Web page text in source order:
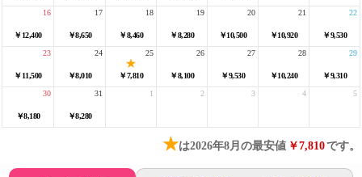
￥12,400
16
￥8,650
17
￥8,460
18
￥8,280
19
￥10,500
20
￥10,920
21
￥9,530
22
￥11,500
23
￥8,010
24
￥7,810
25
￥8,100
26
￥9,530
27
￥10,240
28
￥9,310
29
￥8,180
30
￥8,280
31 1 2 3 4 5
★は2026年8月の最安値 ￥7,810です。